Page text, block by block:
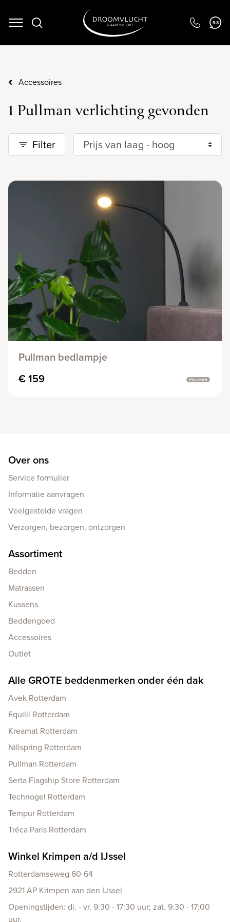
Navigation 9.3
Accessoires
1 Pullman verlichting gevonden
Filter
Pullman bedlampje
€ 159
Over ons
Service formulier
Informatie aanvragen
Veelgestelde vragen
Verzorgen, bezorgen, ontzorgen
Assortiment
Bedden
Matrassen
Kussens
Beddengoed
Accessoires
Outlet
Alle GROTE beddenmerken onder één dak
Avek Rotterdam
Equilli Rotterdam
Kreamat Rotterdam
Nillspring Rotterdam
Pullman Rotterdam
Serta Flagship Store Rotterdam
Technogel Rotterdam
Tempur Rotterdam
Tréca Paris Rotterdam
Winkel Krimpen a/d IJssel
Rotterdamseweg 60-64
2921 AP Krimpen aan den IJssel
Openingstijden: di. - vr. 9:30 - 17:30 uur; zat. 9:30 - 17:00
uur.